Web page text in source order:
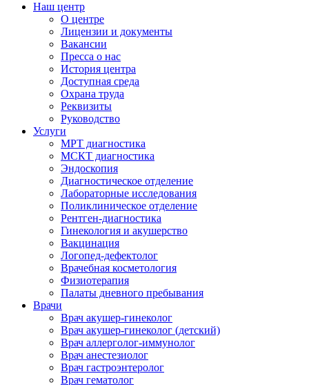
Наш центр
О центре
Лицензии и документы
Вакансии
Пресса о нас
История центра
Доступная среда
Охрана труда
Реквизиты
Руководство
Услуги
МРТ диагностика
МСКТ диагностика
Эндоскопия
Диагностическое отделение
Лабораторные исследования
Поликлиническое отделение
Рентген-диагностика
Гинекология и акушерство
Вакцинация
Логопед-дефектолог
Врачебная косметология
Физиотерапия
Палаты дневного пребывания
Врачи
Врач акушер-гинеколог
Врач акушер-гинеколог (детский)
Врач аллерголог-иммунолог
Врач анестезиолог
Врач гастроэнтеролог
Врач гематолог